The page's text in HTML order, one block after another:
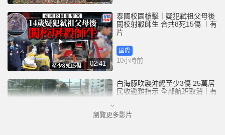
02:41
泰國校園槍擊｜疑犯弒祖父母後
闖校射殺師生 合共8死15傷 ︱有
片
國際
10小時前
白海豚吹襲沖繩至少3傷 25萬居
民收避難指示 全部航班取消｜有
國際
瀏覽更多影片